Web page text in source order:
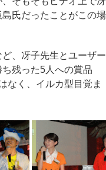
氏だったことがこの場
、冴子先生とユーザー
残った5人への賞品
なく、イルカ型目覚ま